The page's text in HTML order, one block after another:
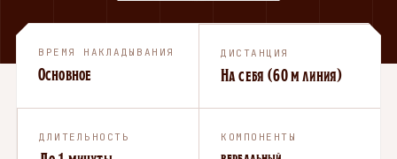
ВРЕМЯ НАКЛАДЫВАНИЯ
Основное
ДИСТАНЦИЯ
На себя (60 м линия)
ДЛИТЕЛЬНОСТЬ КОМПОНЕНТЫ